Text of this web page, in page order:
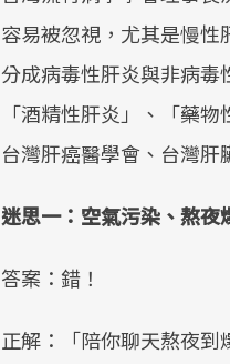
容易被忽視，尤其是慢
分成病毒性肝炎與非病毒
「酒精性肝炎」、「藥
台灣肝癌醫學會、台灣肝
迷思一：空氣污染、熬夜
答案：錯！
正解：「陪你聊天熬夜